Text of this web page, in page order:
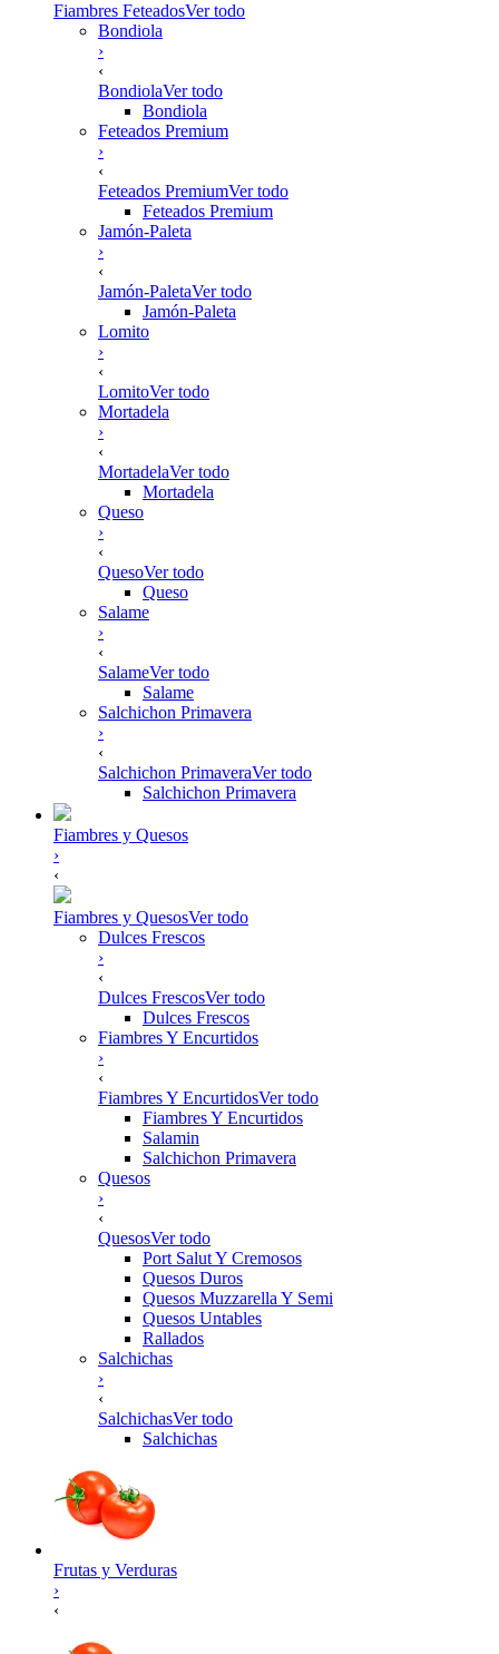
Fiambres FeteadosVer todo
Bondiola
›
‹
BondiolaVer todo
Bondiola
Feteados Premium
›
‹
Feteados PremiumVer todo
Feteados Premium
Jamón-Paleta
›
‹
Jamón-PaletaVer todo
Jamón-Paleta
Lomito
›
‹
LomitoVer todo
Mortadela
›
‹
MortadelaVer todo
Mortadela
Queso
›
‹
QuesoVer todo
Queso
Salame
›
‹
SalameVer todo
Salame
Salchichon Primavera
›
‹
Salchichon PrimaveraVer todo
Salchichon Primavera
Fiambres y Quesos
›
‹
Fiambres y QuesosVer todo
Dulces Frescos
›
‹
Dulces FrescosVer todo
Dulces Frescos
Fiambres Y Encurtidos
›
‹
Fiambres Y EncurtidosVer todo
Fiambres Y Encurtidos
Salamin
Salchichon Primavera
Quesos
›
‹
QuesosVer todo
Port Salut Y Cremosos
Quesos Duros
Quesos Muzzarella Y Semi
Quesos Untables
Rallados
Salchichas
›
‹
SalchichasVer todo
Salchichas
Frutas y Verduras
›
‹